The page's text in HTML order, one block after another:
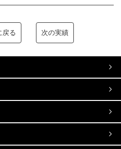
戻る 次の実績